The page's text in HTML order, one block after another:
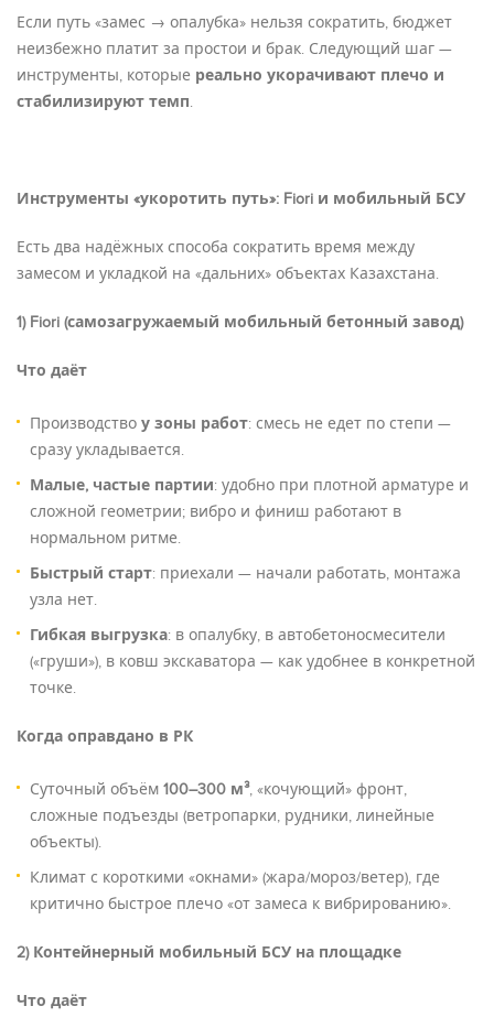
Если путь «замес → опалубка» нельзя сократить, бюджет
неизбежно платит за простои и брак. Следующий шаг —
инструменты, которые реально укорачивают плечо и
стабилизируют темп.
Инструменты «укоротить путь»: Fiori и мобильный БСУ
Есть два надёжных способа сократить время между
замесом и укладкой на «дальних» объектах Казахстана.
1) Fiori (самозагружаемый мобильный бетонный завод)
Что даёт
Производство у зоны работ: смесь не едет по степи —
сразу укладывается.
Малые, частые партии: удобно при плотной арматуре и
сложной геометрии; вибро и финиш работают в
нормальном ритме.
Быстрый старт: приехали — начали работать, монтажа
узла нет.
Гибкая выгрузка: в опалубку, в автобетоносмесители
(«груши»), в ковш экскаватора — как удобнее в конкретной
точке.
Когда оправдано в РК
Суточный объём 100–300 м³, «кочующий» фронт,
сложные подъезды (ветропарки, рудники, линейные
объекты).
Климат с короткими «окнами» (жара/мороз/ветер), где
критично быстрое плечо «от замеса к вибрированию».
2) Контейнерный мобильный БСУ на площадке
Что даёт